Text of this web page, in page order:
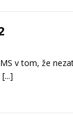
v tom, že
[...]